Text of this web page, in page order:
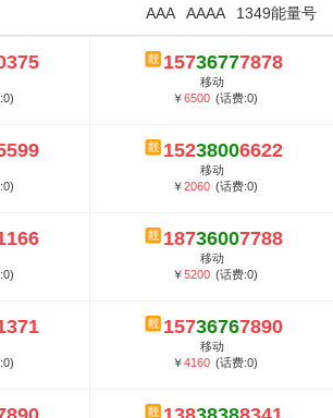
餐资费...
餐资费...
？与国际相比很低会...
流程官方选号平台...
1349能量号
AAAA
AAA
15736777878
移动
￥6500 (话费:0)
15238006622
移动
￥2060 (话费:0)
18736007788
移动
￥5200 (话费:0)
15736767890
移动
￥4160 (话费:0)